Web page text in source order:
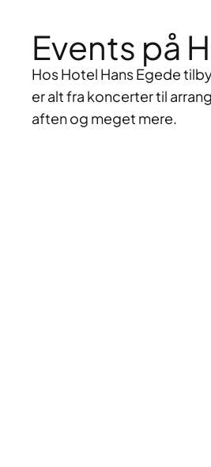
Events på
Hos Hotel Hans Egede
er alt fra koncerter til
aften og meget mere.